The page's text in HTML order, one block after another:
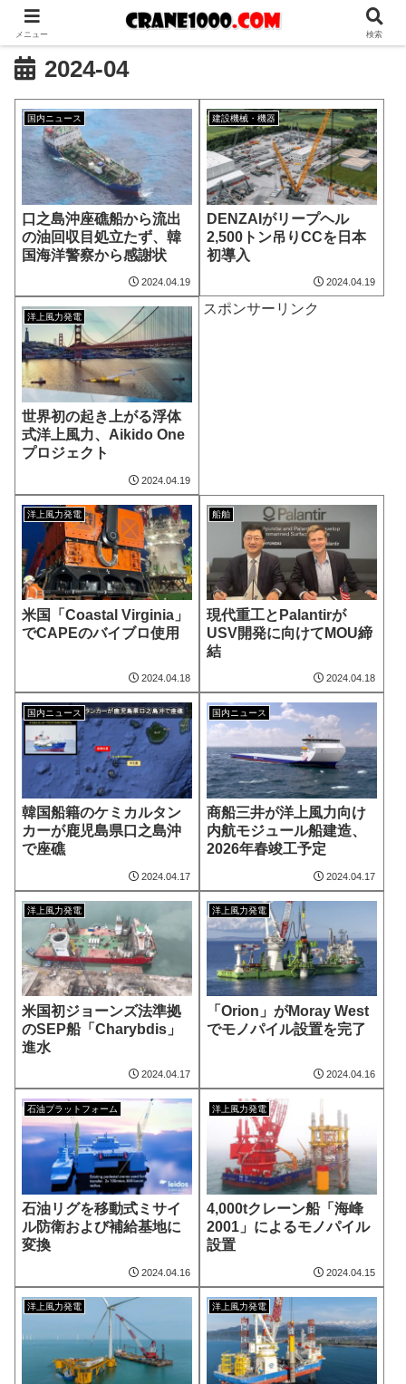
2024-04
国内ニュース
口之島沖座礁船から流出
の油回収目処立たず、韓
国海洋警察から感謝状
2024.04.19
建設機械・機器
DENZAIがリープヘル
2,500トン吊りCCを日本
初導入
2024.04.19
洋上風力発電
世界初の起き上がる浮体
式洋上風力、Aikido One
プロジェクト
2024.04.19
スポンサーリンク
洋上風力発電
米国「Coastal Virginia」
でCAPEのバイブロ使用
2024.04.18
船舶
現代重工とPalantirが
USV開発に向けてMOU締
結
2024.04.18
国内ニュース
韓国船籍のケミカルタン
カーが鹿児島県口之島沖
で座礁
2024.04.17
国内ニュース
商船三井が洋上風力向け
内航モジュール船建造、
2026年春竣工予定
2024.04.17
洋上風力発電
米国初ジョーンズ法準拠
のSEP船「Charybdis」
進水
2024.04.17
洋上風力発電
「Orion」がMoray West
でモノパイル設置を完了
2024.04.16
石油プラットフォーム
石油リグを移動式ミサイ
ル防衛および補給基地に
変換
2024.04.16
洋上風力発電
4,000tクレーン船「海峰
2001」によるモノパイル
設置
2024.04.15
洋上風力発電 洋上風力発電
メニュー 検索